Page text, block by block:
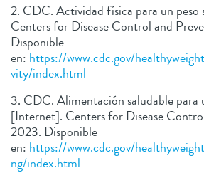
2. CDC. Actividad física para un
Centers for Disease Control and
Disponible
en: https://www.cdc.gov/
vity/index.html
3. CDC. Alimentación saludable para
[Internet]. Centers for Disease
2023. Disponible
en: https://www.cdc.gov/
ng/index.html